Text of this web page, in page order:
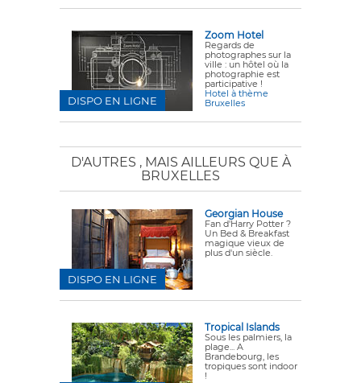
Zoom Hotel
Regards de
photographes sur la
ville : un hôtel où la
photographie est
participative !
Hotel à thème
Bruxelles
DISPO EN LIGNE
D'AUTRES , MAIS AILLEURS QUE À
BRUXELLES
Georgian House
Fan d'Harry Potter ?
Un Bed & Breakfast
magique vieux de
plus d'un siècle.
DISPO EN LIGNE
Tropical Islands
Sous les palmiers, la
plage... A
Brandebourg, les
tropiques sont indoor
!